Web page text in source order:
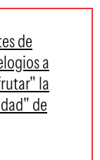
de
a
la
de